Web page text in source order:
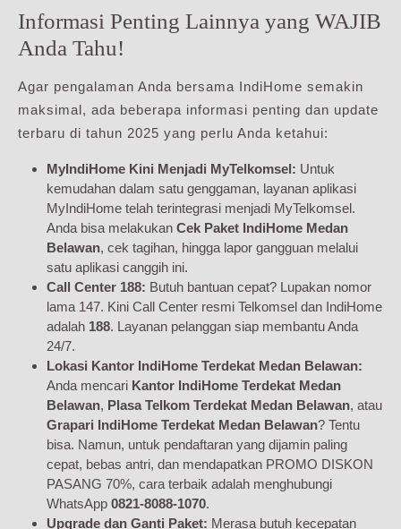
Informasi Penting Lainnya yang WAJIB
Anda Tahu!
Agar pengalaman Anda bersama IndiHome semakin
maksimal, ada beberapa informasi penting dan update
terbaru di tahun 2025 yang perlu Anda ketahui:
MyIndiHome Kini Menjadi MyTelkomsel: Untuk
kemudahan dalam satu genggaman, layanan aplikasi
MyIndiHome telah terintegrasi menjadi MyTelkomsel.
Anda bisa melakukan Cek Paket IndiHome Medan
Belawan, cek tagihan, hingga lapor gangguan melalui
satu aplikasi canggih ini.
Call Center 188: Butuh bantuan cepat? Lupakan nomor
lama 147. Kini Call Center resmi Telkomsel dan IndiHome
adalah 188. Layanan pelanggan siap membantu Anda
24/7.
Lokasi Kantor IndiHome Terdekat Medan Belawan:
Anda mencari Kantor IndiHome Terdekat Medan
Belawan, Plasa Telkom Terdekat Medan Belawan, atau
Grapari IndiHome Terdekat Medan Belawan? Tentu
bisa. Namun, untuk pendaftaran yang dijamin paling
cepat, bebas antri, dan mendapatkan PROMO DISKON
PASANG 70%, cara terbaik adalah menghubungi
WhatsApp 0821-8088-1070.
Upgrade dan Ganti Paket: Merasa butuh kecepatan